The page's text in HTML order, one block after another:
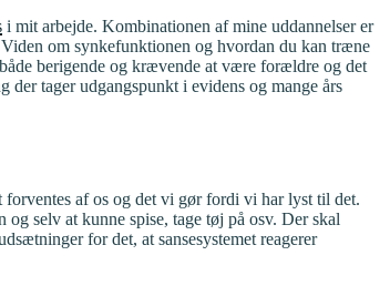
i mit arbejde. Kombinationen af mine uddannelser er
om synkefunktionen og hvordan du kan træne
berigende og krævende at være forældre og det
tager udgangspunkt i evidens og mange års
af os og det vi gør fordi vi har lyst til det.
selv at kunne spise, tage tøj på osv. Der skal
for det, at sansesystemet reagerer